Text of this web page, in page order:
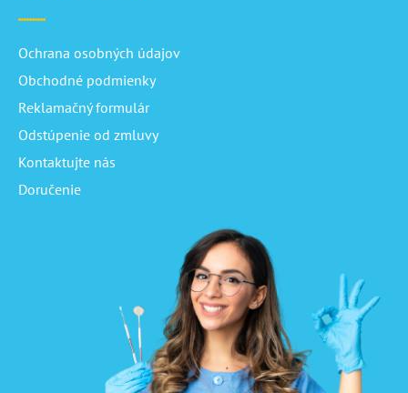
Ochrana osobných údajov
Obchodné podmienky
Reklamačný formulár
Odstúpenie od zmluvy
Kontaktujte nás
Doručenie